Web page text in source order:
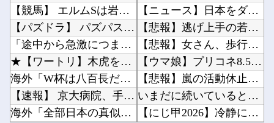
【競馬】 エルムSは岩田望騎乗のルクソールカフェがV
【パズドラ】 パズパス限定追加報酬「★7以上夏休みガチャ×3連」キタ━━━━(゜∀゜)━━...
「途中から急激につまらなくなった漫画」←思い浮かべた作品
★【ワートリ】木虎をよく見たのでこの子がメインヒロインだと思ってたら、はじめて読んだとき違...
海外「W杯は八百長だった」FIFA会長支持を表明したサッカー協会に海外大騒ぎ！（海外の反応...
【速報】 京大病院、手術ミスで『正常な脳』を摘出 → 患者は自発呼吸不可能な植物状態に
海外「全部日本の真似だったのか…」 日本の普通のテレビ番組が最新SNSの数十年先を行ってい...
【ニュース】日本をダメにした総理大臣、ワースト１位が同点でこの人ｗｗｗｗｗｗ他
【悲報】逃げ上手の若君、2期放映中なのに全く話題にならない他
【悲報】女さん、歩行者を轢いた挙句、道路に倒れてどえらいことになってしまうw w w w ...
【ウマ娘】プリコネ8.5周年直前生放送にて、プリコネ×ウマ娘コラボの開催について告知が！？...
【悲報】嵐の活動休止の影響か…相葉雅紀のレコメンが9月いっぱいで終了へ他
いまだに続いていると聞いてビビる漫画「ながされて藍蘭島」「咲」「らき☆すた」他
【にじ甲2026】冷静に考えるとなんだこのえっっっな格好は…？他